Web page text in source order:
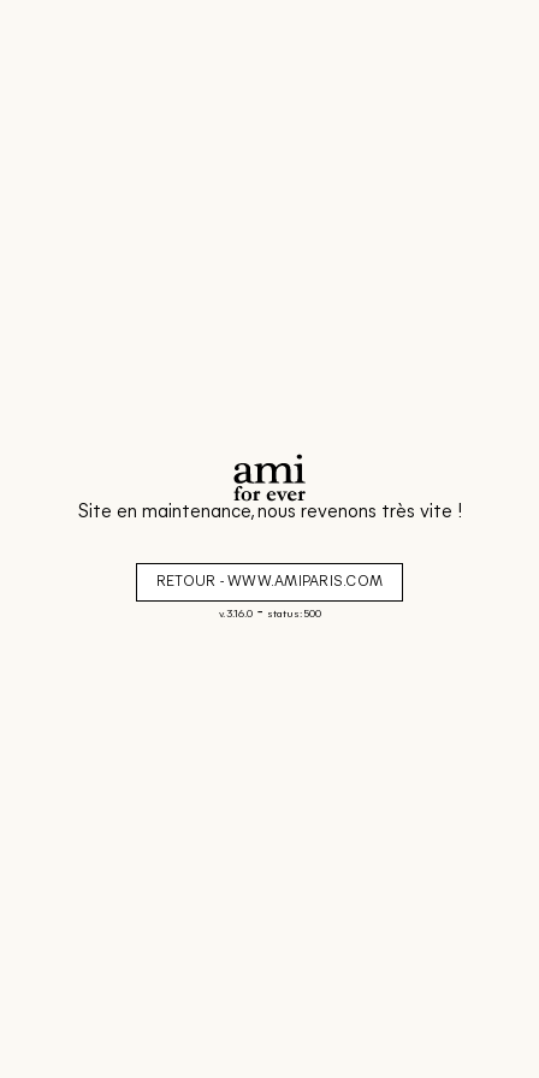
Site en maintenance, nous revenons très vite !
RETOUR - WWW.AMIPARIS.COM
v. 3.16.0- status: 500